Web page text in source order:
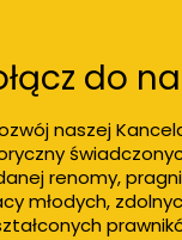
do
naszej
renomy,
młodych,